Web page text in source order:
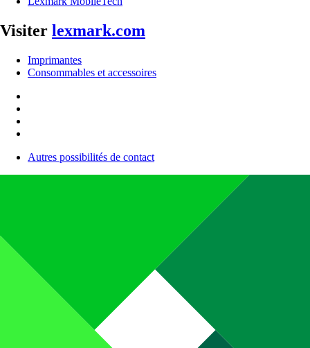
Visiter lexmark.com
Imprimantes
Consommables et accessoires
Autres possibilités de contact